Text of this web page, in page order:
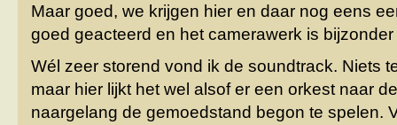
Maar goed, we krijgen hier en daar nog eens
goed geacteerd en het camerawerk is
Wél zeer storend vond ik de soundtrack. Niets
maar hier lijkt het wel alsof er een orkest naar
naargelang de gemoedstand begon te spelen.